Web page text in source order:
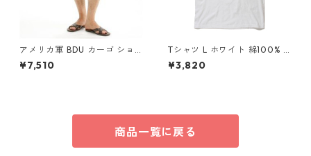
アメリカ軍 BDU カーゴ ショ
ートパンツ Lサイズ リップス
トップ ウッドランド レプリカ
¥7,510
Tシャツ L ホワイト 綿100% 5
0回 ウォッシュ加工 ガーメン
ト後染め 6.2オンス ヘビーウ
¥3,820
商品一覧に戻る